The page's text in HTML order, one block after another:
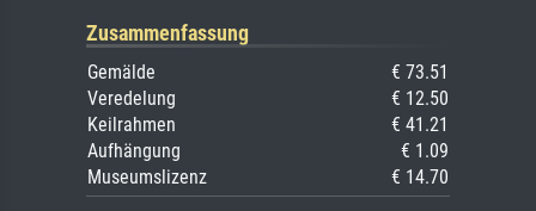
Zusammenfassung
Gemälde
€ 73.51
Veredelung
€ 12.50
Keilrahmen
€ 41.21
Aufhängung
€ 1.09
Museumslizenz
€ 14.70